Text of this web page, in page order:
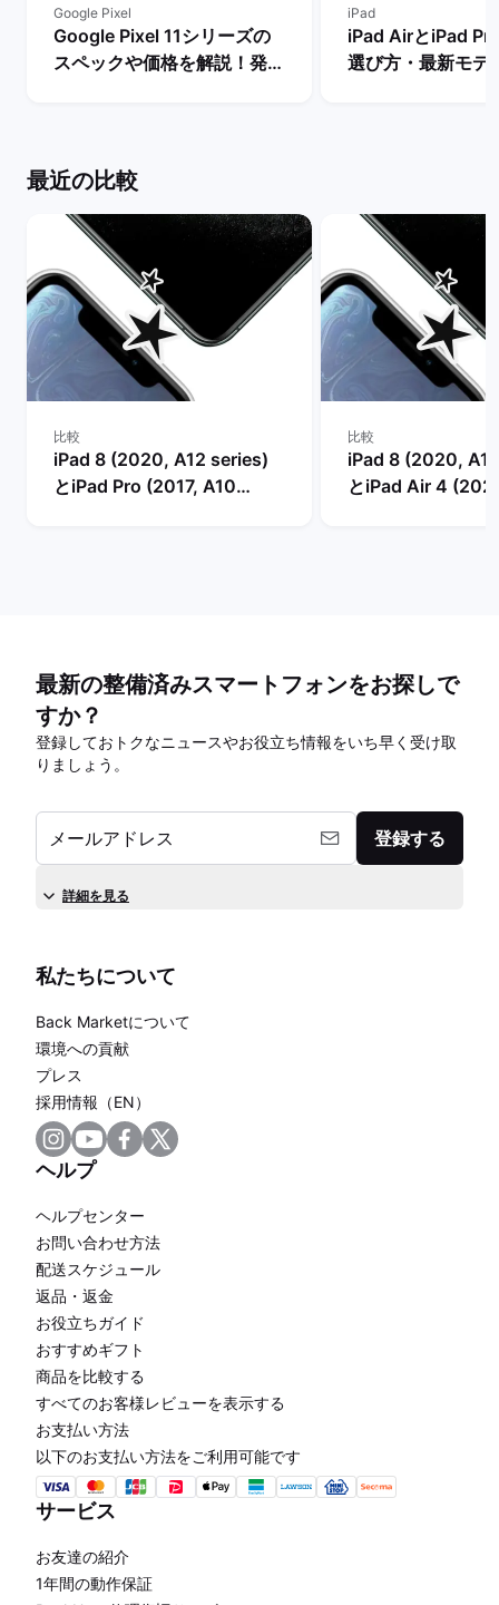
Google Pixel
Google Pixel 11シリーズの
スペックや価格を解説！発売
iPad
iPad AirとiPad
選び方・最新モデ
最近の比較
比較
iPad 8 (2020, A12 series)
とiPad Pro (2017, A10
比較
iPad 8 (2020,
とiPad Air 4
最新の整備済みスマートフォンをお探しで
すか？
登録しておトクなニュースやお役立ち情報をいち早く受け取
りましょう。
メールアドレス 登録する
詳細を見る
私たちについて
Back Marketについて
環境への貢献
プレス
採用情報（EN）
ヘルプ
ヘルプセンター
お問い合わせ方法
配送スケジュール
返品・返金
お役立ちガイド
おすすめギフト
商品を比較する
すべてのお客様レビューを表示する
お支払い方法
以下のお支払い方法をご利用可能です
サービス
お友達の紹介
1年間の動作保証